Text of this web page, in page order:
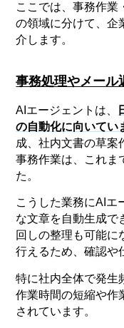
ここでは、事務作業
の領域に分けて、企
介します。
事務処理やメール
AIエージェントは、
の自動化に向いてい
成、社内文書の草案
事務作業は、これま
た。
こうした業務にAIエ
な文章を自動生成で
回しの整理も可能に
行えるため、確認や
特に社内全体で発生
作業時間の短縮や作
されています。